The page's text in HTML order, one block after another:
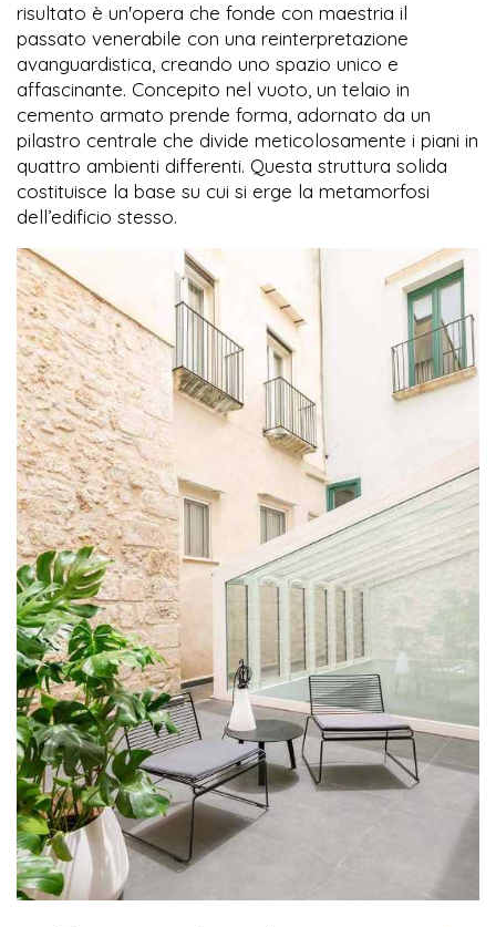
risultato è un'opera che fonde con maestria il
passato venerabile con una reinterpretazione
avanguardistica, creando uno spazio unico e
affascinante. Concepito nel vuoto, un telaio in
cemento armato prende forma, adornato da un
pilastro centrale che divide meticolosamente i piani in
quattro ambienti differenti. Questa struttura solida
costituisce la base su cui si erge la metamorfosi
dell’edificio stesso.